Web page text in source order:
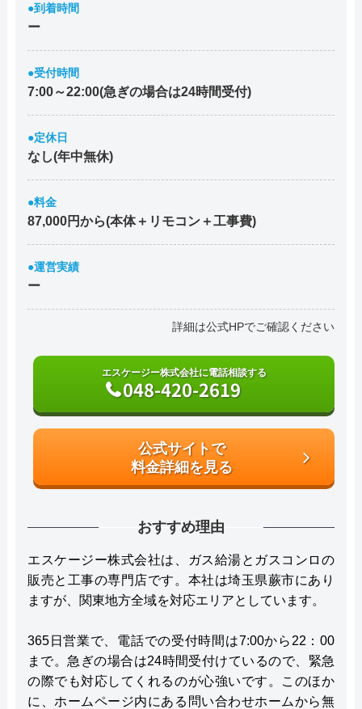
●到着時間
ー
●受付時間
7:00～22:00(急ぎの場合は24時間受付)
●定休日
なし(年中無休)
●料金
87,000円から(本体＋リモコン＋工事費)
●運営実績
ー
詳細は公式HPでご確認ください
エスケージー株式会社に電話相談する
048-420-2619
公式サイトで
料金詳細を見る
おすすめ理由
エスケージー株式会社は、ガス給湯とガスコンロの
販売と工事の専門店です。本社は埼玉県蕨市にあり
ますが、関東地方全域を対応エリアとしています。
365日営業で、電話での受付時間は7:00から22：00
まで。急ぎの場合は24時間受付けているので、緊急
の際でも対応してくれるのが心強いです。このほか
に、ホームページ内にある問い合わせホームから無